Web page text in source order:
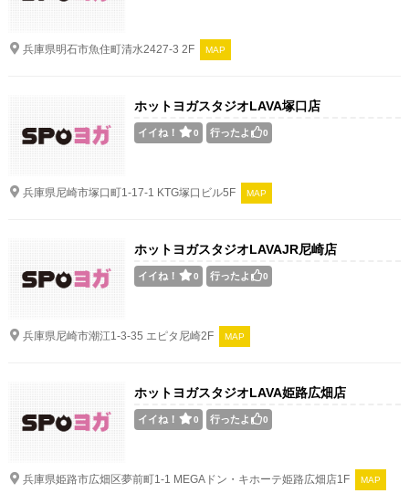
兵庫県明石市魚住町清水2427-3 2F MAP
ホットヨガスタジオLAVA塚口店
イイね！ 0 行ったよ 0
兵庫県尼崎市塚口町1-17-1 KTG塚口ビル5F MAP
ホットヨガスタジオLAVAJR尼崎店
イイね！ 0 行ったよ 0
兵庫県尼崎市潮江1-3-35 エピタ尼崎2F MAP
ホットヨガスタジオLAVA姫路広畑店
イイね！ 0 行ったよ 0
兵庫県姫路市広畑区夢前町1-1 MEGAドン・キホーテ姫路広畑店1F MAP